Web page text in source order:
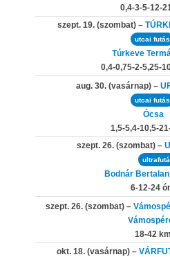
0,4-3-5-12-
szept. 19. (szombat) –
utcai futás
Túrkeve
0,4-0,75-2-5,25-
aug. 30. (vasárnap) –
utcai futás
Ócsa
1,5-5,4-10,5-
szept. 26. (szombat) –
Bodnár
6-12-24
szept. 26. (szombat) –
18-42 km
okt. 18. (vasárnap) –